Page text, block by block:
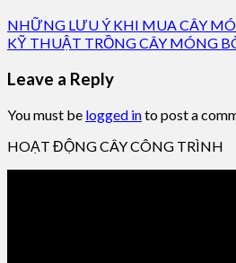
NHỮNG LƯU Ý KHI MUA CÂY
KỸ THUẬT TRỒNG CÂY MÓNG
Leave a Reply
You must be logged into post a
HOẠT ĐỘNG CÂY CÔNG TRÌNH